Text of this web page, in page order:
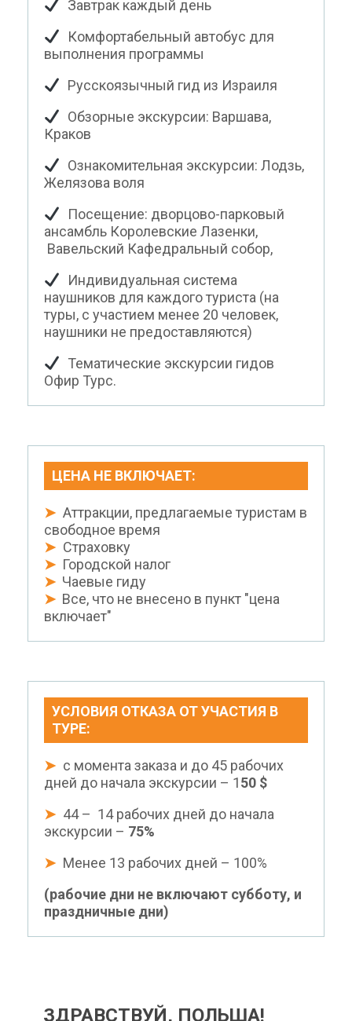
Завтрак каждый день
Комфортабельный автобус для
выполнения программы
Русскоязычный гид из Израиля
Обзорные экскурсии: Варшава,
Краков
Ознакомительная экскурсии: Лодзь,
Желязова воля
Посещение: дворцово-парковый
ансамбль Королевские Лазенки,
Вавельский Кафедральный собор,
Индивидуальная система
наушников для каждого туриста (на
туры, с участием менее 20 человек,
наушники не предоставляются)
Тематические экскурсии гидов
Офир Турс.
ЦЕНА НЕ ВКЛЮЧАЕТ:
➤ Аттракции, предлагаемые туристам в
свободное время
➤ Страховку
➤ Городской налог
➤ Чаевые гиду
➤ Все, что не внесено в пункт "цена
включает"
УСЛОВИЯ ОТКАЗА ОТ УЧАСТИЯ В
ТУРЕ:
➤ с момента заказа и до 45 рабочих
дней до начала экскурсии – 150 $
➤ 44 – 14 рабочих дней до начала
экскурсии – 75%
➤ Менее 13 рабочих дней – 100%
(рабочие дни не включают субботу, и
праздничные дни)
ЗДРАВСТВУЙ, ПОЛЬША!